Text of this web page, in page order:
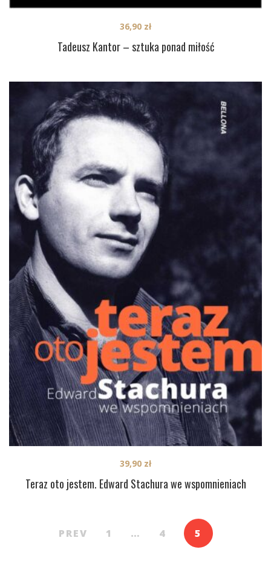
Tadeusz Kantor – sztuka ponad miłość
36,90 zł
Teraz oto jestem. Edward Stachura we wspomnieniach
39,90 zł
PREV 1 … 4 5